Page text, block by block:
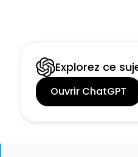
Explorez ce
Ouvrir ChatGPT